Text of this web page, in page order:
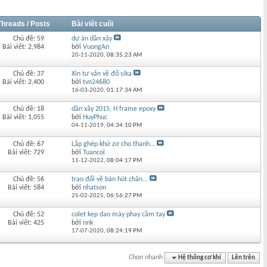
/ Posts Bài viết cuối
Chủ đề: 59
Bài viết: 2,984
dự án dần xây
bởiVuongAn
20-11-2020,08:35:23 AM
Chủ đề: 37
Bài viết: 2,400
Xin tư vấn về đổ sika
bởitvn24680
16-03-2020,01:17:34 AM
Chủ đề: 18
Bài viết: 1,055
dần xây 2015, H frame epoxy
bởi HuyPhuc
04-11-2019,04:34:10 PM
Chủ đề: 67
Bài viết: 729
Lắp ghép khử zơ cho thanh...
bởiTuancoi
11-12-2022,08:04:17 PM
Chủ đề: 56
Bài viết: 584
trao đổi về bàn hút chân...
bởinhatson
25-02-2025,06:56:27 PM
Chủ đề: 52
Bài viết: 425
colet kẹp dao máy phay cầm tay
bởinnk
17-07-2020,08:24:19 PM
Chọn nhanh Hệ thống cơ khí Lên trên